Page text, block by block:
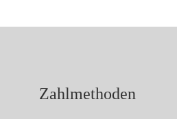
Zahlmethoden